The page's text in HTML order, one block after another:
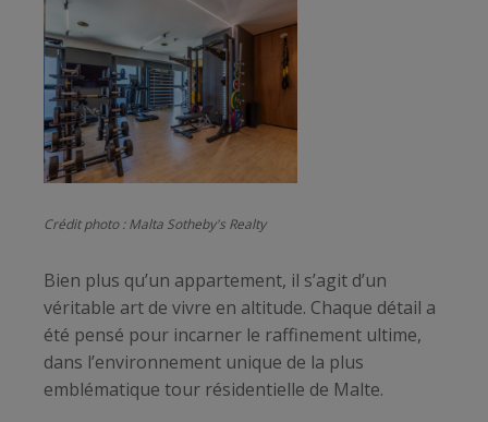
Crédit photo : Malta Sotheby's Realty
Bien plus qu’un appartement, il s’agit d’un
véritable art de vivre en altitude. Chaque détail a
été pensé pour incarner le raffinement ultime,
dans l’environnement unique de la plus
emblématique tour résidentielle de Malte.